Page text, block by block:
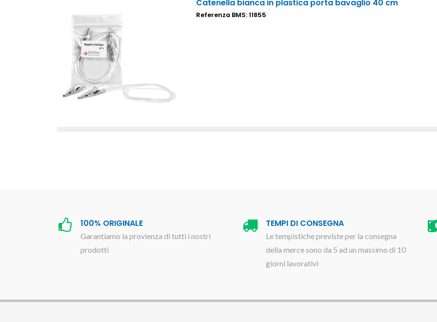
Catenella bianca in plastica porta bavaglio 40 cm
Referenza BMS: 11855
100% ORIGINALE
Garantiamo la provienza di tutti i nostri
prodotti
TEMPI DI CONSEGNA
Le tempistiche previste per la consegna
della merce sono da 5 ad un massimo di 10
giorni lavorativi